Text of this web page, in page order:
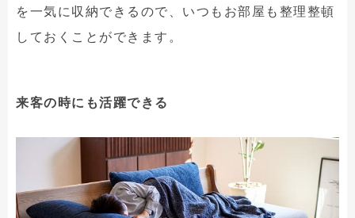
を一気に収納できるので、いつもお部屋も整理整頓
しておくことができます。
来客の時にも活躍できる